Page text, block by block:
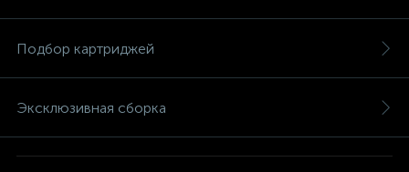
Подбор картриджей
Эксклюзивная сборка